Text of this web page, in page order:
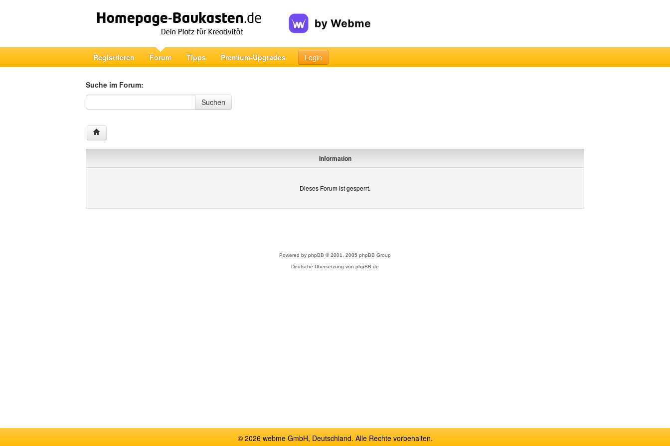
Registrieren Forum Tipps Premium-Upgrades Login
Suche im Forum:
Suche im Forum
Suchen
Information
Dieses Forum ist gesperrt.
Powered by phpBB © 2001, 2005 phpBB Group
Deutsche Übersetzung von phpBB.de
© 2026 webme GmbH, Deutschland. Alle Rechte vorbehalten.